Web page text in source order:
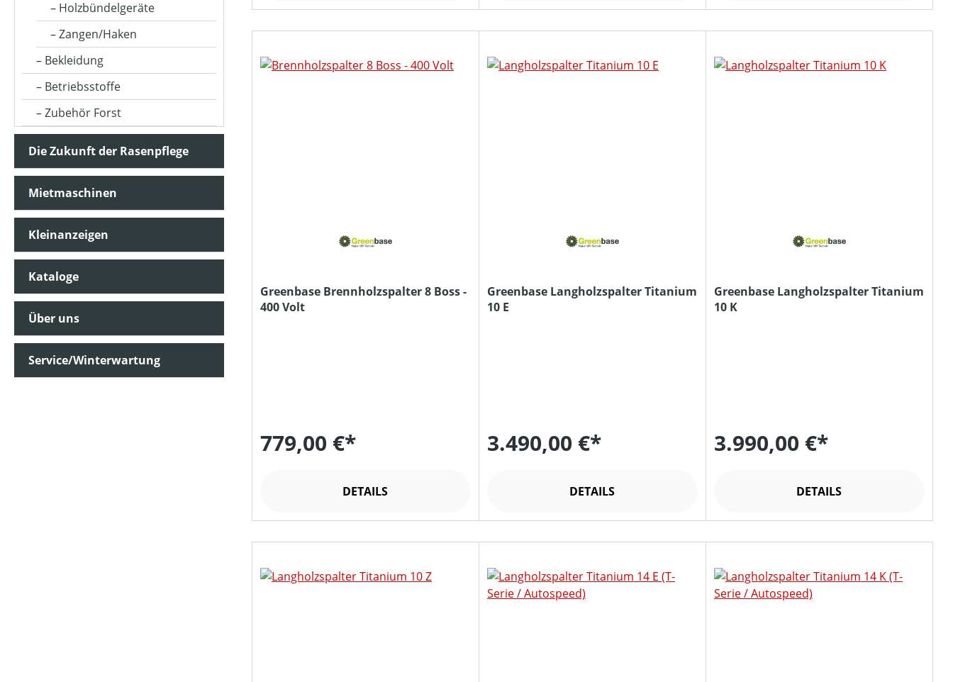
SPALTKRAFT (IN T)
STAMMDURCHMESSER MAX (IN CM)
PREIS
Holzbündelgeräte
Zangen/Haken
Bekleidung
Betriebsstoffe
Zubehör Forst
Die Zukunft der Rasenpflege
Mietmaschinen
Kleinanzeigen
Kataloge
Über uns
Service/Winterwartung
Greenbase Brennholzspalter 8 Boss -
400 Volt
779,00 €*
DETAILS
Greenbase Langholzspalter Titanium
10 E
3.490,00 €*
DETAILS
Greenbase Langholzspalter Titanium
10 K
3.990,00 €*
DETAILS